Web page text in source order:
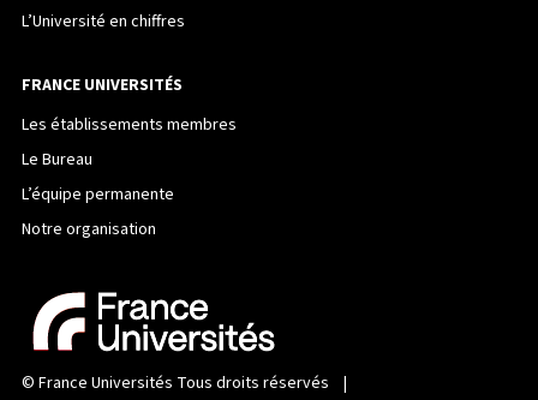
L’Université en chiffres
FRANCE UNIVERSITÉS
Les établissements membres
Le Bureau
L’équipe permanente
Notre organisation
© France Universités Tous droits réservés |